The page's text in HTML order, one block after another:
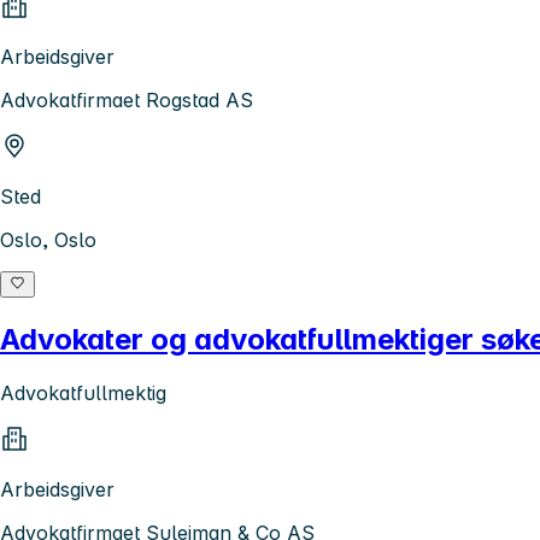
Arbeidsgiver
Advokatfirmaet Rogstad AS
Sted
Oslo, Oslo
Advokater og advokatfullmektiger
Advokatfullmektig
Arbeidsgiver
Advokatfirmaet Suleiman & Co AS